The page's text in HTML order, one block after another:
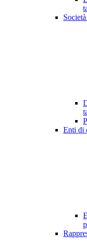
Enti di